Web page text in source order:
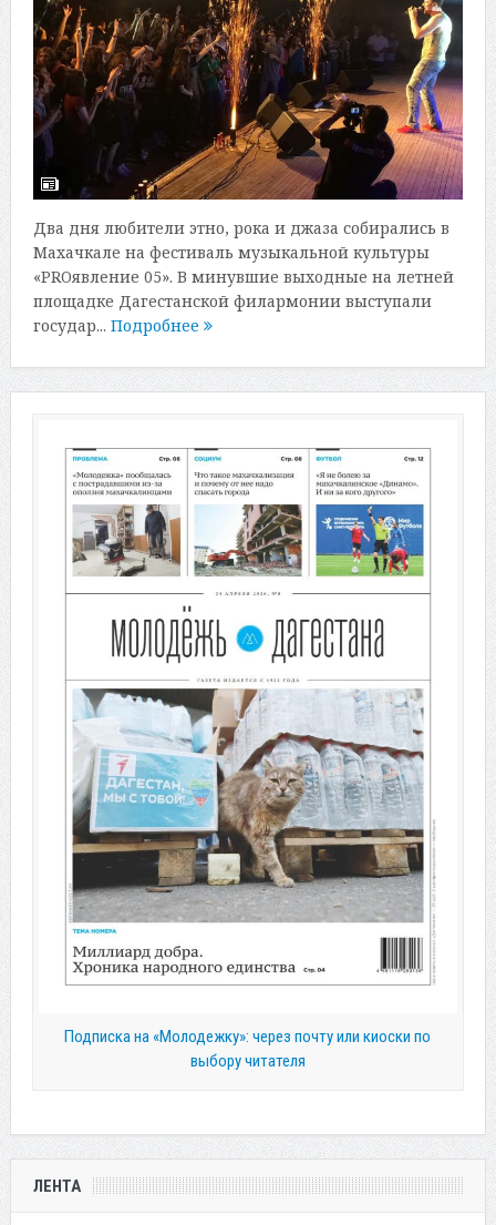
Два дня любители этно, рока и джаза собирались в
Махачкале на фестиваль музыкальной культуры
«PROявление 05». В минувшие выходные на летней
площадке Дагестанской филармонии выступали
государ... Подробнее
Подписка на «Молодежку»: через почту или киоски по
выбору читателя
ЛЕНТА